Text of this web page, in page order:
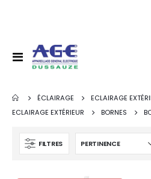
Basculer
ÉCLAIRAGE
ECLAIRAGE
ECLAIRAGE EXTÉRIEUR
BORNES
FILTRES